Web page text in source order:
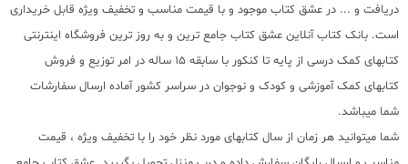
دریافت و ... در عشق کتاب موجود و با قیمت مناسب و تخفیف ویژه قابل خریداری
است. بانک کتاب آنلاین عشق کتاب جامع ترین و به روز ترین فروشگاه اینترنتی
کتابهای کمک درسی از پایه تا کنکور با سابقه 15 ساله در امر توزیع و فروش
کتابهای کمک آموزشی و کودک و نوجوان در سراسر کشور آماده ارسال سفارشات
شما میباشد.
شما میتوانید هر زمان از سال کتابهای مورد نظر خود را با تخفیف ویژه ، قیمت